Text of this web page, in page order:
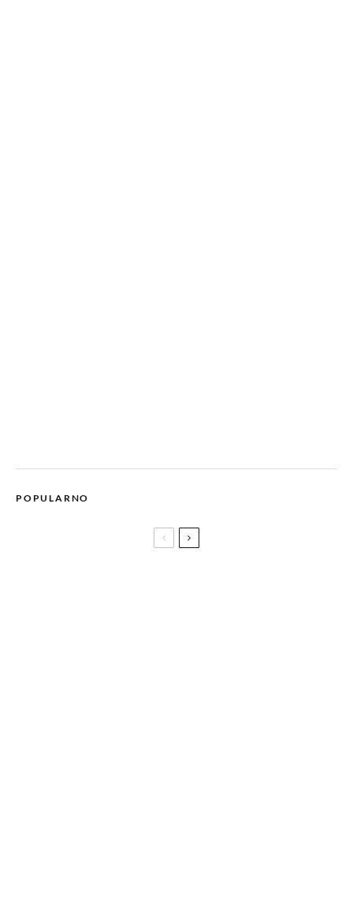
POPULARNO